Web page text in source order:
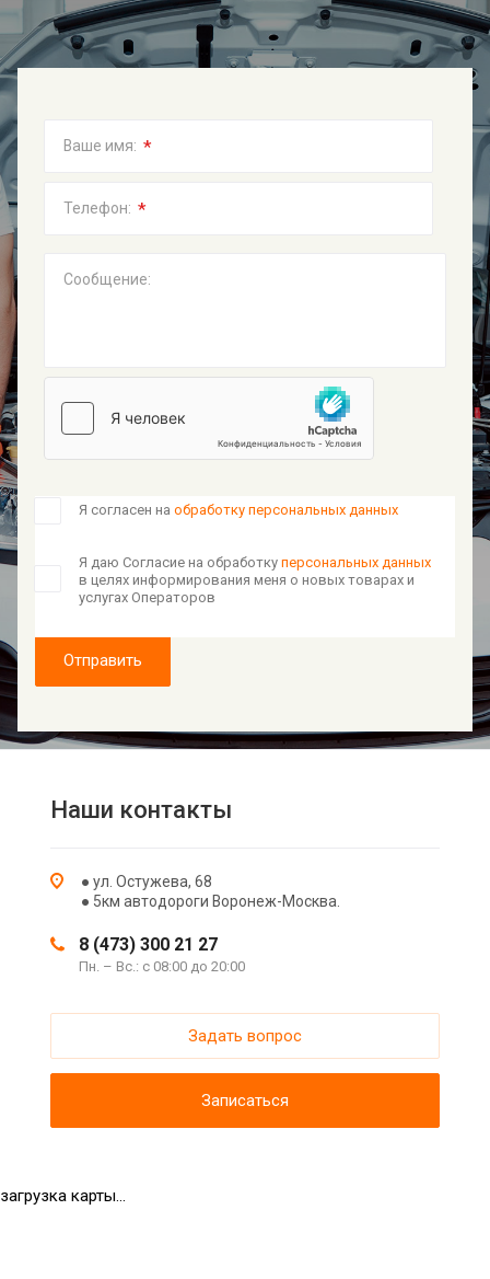
Ваше имя: *
Телефон: *
Сообщение:
Я согласен на обработку персональных данных
Я даю Согласие на обработку персональных данных
в целях информирования меня о новых товарах и
услугах Операторов
Отправить
Наши контакты
● ул. Остужева, 68
● 5км автодороги Воронеж-Москва.
8 (473) 300 21 27
Пн. – Вс.: с 08:00 до 20:00
Задать вопрос
Записаться
загрузка карты...